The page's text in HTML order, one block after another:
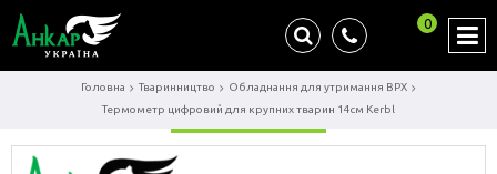
0
Головна Тваринництво
Обладнання для утримання ВРХ
Термометр цифровий для крупних тварин 14см Kerbl